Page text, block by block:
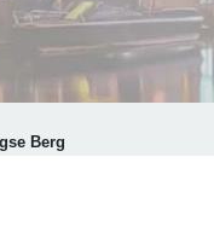
Berg